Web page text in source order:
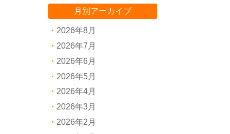
月別アーカイブ
2026年8月
2026年7月
2026年6月
2026年5月
2026年4月
2026年3月
2026年2月